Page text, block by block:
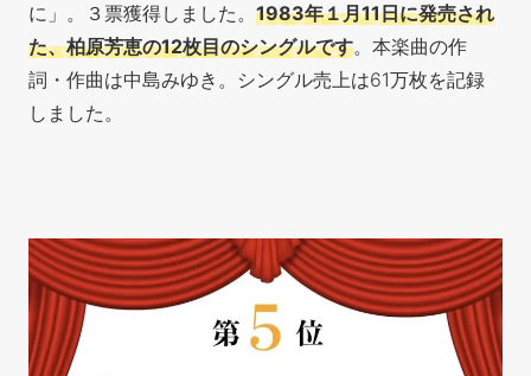
に」。３票獲得しました。 1983年１月11日に発売され
た、柏原芳恵の12枚目のシングルです。本楽曲の作
詞・作曲は中島みゆき。シングル売上は61万枚を記録
しました。